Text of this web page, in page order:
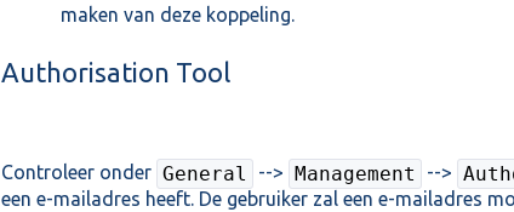
maken van deze koppeling.
Authorisation Tool
Controleer onder General --> Management -->
een e-mailadres heeft. De gebruiker zal een e-mailadres